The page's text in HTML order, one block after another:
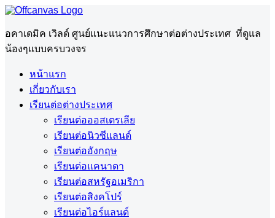
อคาเดมิค เวิลด์ ศูนย์แนะแนวการศึกษาต่อต่างประเทศ ที่ดูแล
น้องๆแบบครบวงจร
หน้าแรก
เกี่ยวกับเรา
เรียนต่อต่างประเทศ
เรียนต่อออสเตรเลีย
เรียนต่อนิวซีแลนด์
เรียนต่ออังกฤษ
เรียนต่อแคนาดา
เรียนต่อสหรัฐอเมริกา
เรียนต่อสิงคโปร์
เรียนต่อไอร์แลนด์